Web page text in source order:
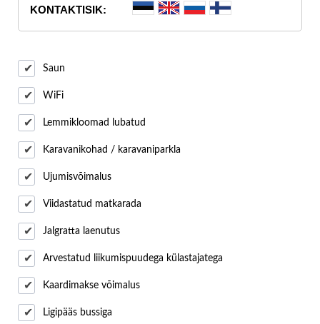
KONTAKTISIK:
Saun
WiFi
Lemmikloomad lubatud
Karavanikohad / karavaniparkla
Ujumisvõimalus
Viidastatud matkarada
Jalgratta laenutus
Arvestatud liikumispuudega külastajatega
Kaardimakse võimalus
Ligipääs bussiga